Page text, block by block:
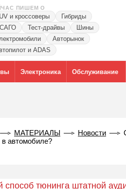
ПИШЕМ О
и кроссоверы
Гибриды
Тест-драйвы
Шины
Авторынок
и ADAS
Электроника Обслуживание
МАТЕРИАЛЫ Новости
автомобиле?
тюнинга штатной